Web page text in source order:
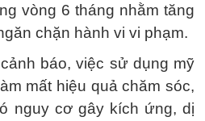
vòng 6 tháng nhằm tăng
chặn hành vi vi phạm.
báo, việc sử dụng mỹ
mất hiệu quả chăm sóc,
nguy cơ gây kích ứng, dị